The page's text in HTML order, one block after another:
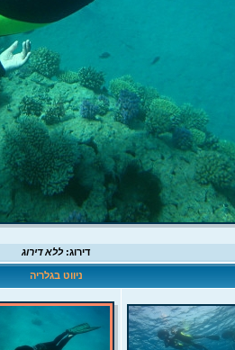
דירוג:ללא דירוג
ניווט בגלריה